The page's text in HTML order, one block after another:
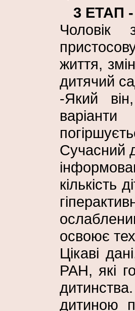
3 ЕТАП
Чоловік
життя,
дитячий
-Який
Сучасний
кількість
освоює
Цікаві
РАН, які
дитиною